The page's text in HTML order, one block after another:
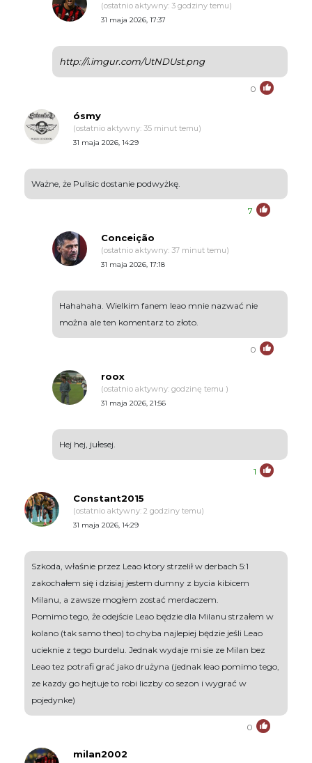
(ostatnio aktywny: 3 godziny temu)
31 maja 2026, 17:37
http://i.imgur.com/UtNDUst.png
0
ósmy
(ostatnio aktywny: 35 minut temu)
31 maja 2026, 14:29
Ważne, że Pulisic dostanie podwyżkę.
7
Conceição
(ostatnio aktywny: 37 minut temu)
31 maja 2026, 17:18
Hahahaha. Wielkim fanem leao mnie nazwać nie
można ale ten komentarz to złoto.
0
roox
(ostatnio aktywny: godzinę temu )
31 maja 2026, 21:56
Hej hej, jułesej.
1
Constant2015
(ostatnio aktywny: 2 godziny temu)
31 maja 2026, 14:29
Szkoda, właśnie przez Leao ktory strzelił w derbach 5:1
zakochałem się i dzisiaj jestem dumny z bycia kibicem
Milanu, a zawsze mogłem zostać merdaczem.
Pomimo tego, że odejście Leao będzie dla Milanu strzałem w
kolano (tak samo theo) to chyba najlepiej będzie jeśli Leao
ucieknie z tego burdelu. Jednak wydaje mi sie ze Milan bez
Leao tez potrafi grać jako drużyna (jednak leao pomimo tego,
ze kazdy go hejtuje to robi liczby co sezon i wygrać w
pojedynke)
0
milan2002